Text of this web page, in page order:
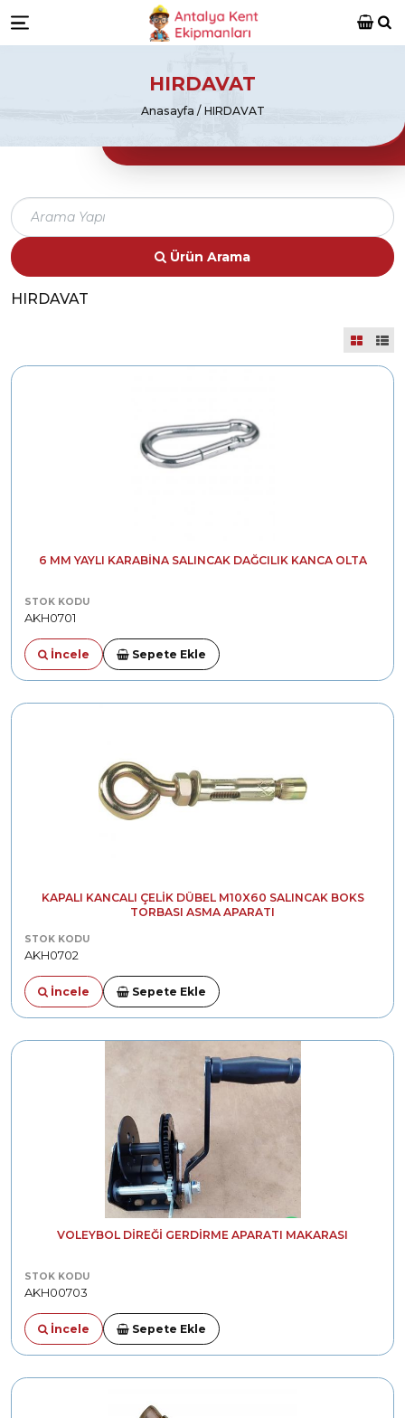
Antalya Kent Ekipmanları
Menü
HIRDAVAT
Anasayfa HIRDAVAT
Ürün Arama
HIRDAVAT
6 MM YAYLI KARABINA SALINCAK DAĞCILIK KANCA OLTA
STOK KODU
AKH0701
İncele Sepete Ekle
KAPALI KANCALI ÇELIK DÜBEL M10X60 SALINCAK BOKS
TORBASI ASMA APARATI
STOK KODU
AKH0702
İncele Sepete Ekle
VOLEYBOL DIREĞI GERDIRME APARATI MAKARASI
STOK KODU
AKH00703
İncele Sepete Ekle